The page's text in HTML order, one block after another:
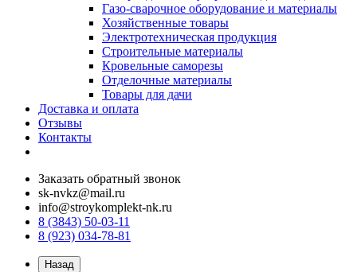
Газо-сварочное оборудование и материалы
Хозяйственные товары
Электротехническая продукция
Строительные материалы
Кровельные саморезы
Отделочные материалы
Товары для дачи
Доставка и оплата
Отзывы
Контакты
Заказать обратный звонок
sk-nvkz@mail.ru
info@stroykomplekt-nk.ru
8 (3843) 50-03-11
8 (923) 034-78-81
Назад